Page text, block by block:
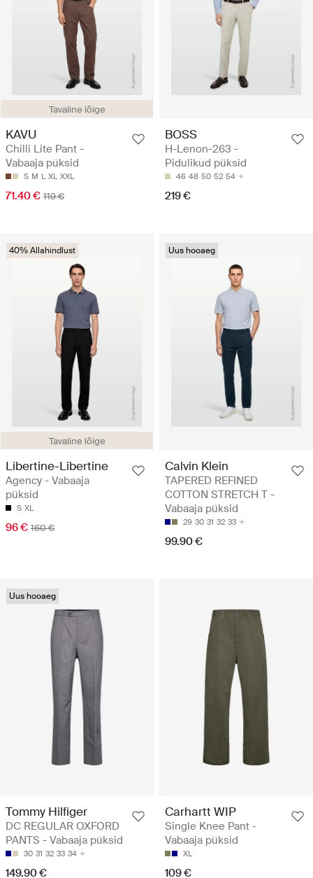
Tavaline lõige
KAVU
Chilli Lite Pant -
Vabaaja püksid
S M L XL XXL
71.40 € 119 €
BOSS
H-Lenon-263 -
Pidulikud püksid
46 48 50 52 54
219 €
Tavaline lõige
40% Allahindlust
Libertine-Libertine
Agency - Vabaaja
püksid
S XL
96 € 160 €
Uus hooaeg
Calvin Klein
TAPERED REFINED
COTTON STRETCH T -
Vabaaja püksid
29 30 31 32 33
99.90 €
Uus hooaeg
Tommy Hilfiger
DC REGULAR OXFORD
PANTS - Vabaaja püksid
30 31 32 33 34
149.90 €
Carhartt WIP
Single Knee Pant -
Vabaaja püksid
XL
109 €